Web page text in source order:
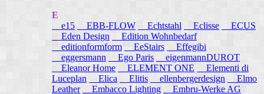
E
e15 EBB-FLOW Echtstahl Eclisse
ECUS
Eden Design
Edition Wohnbedarf
editionformform
EeStairs
Effegibi
eggersmann
Ego Paris
eigenmannDUROT
Eleanor Home
ELEMENT ONE
Elementi di
Luceplan
Elica Elitis ellenbergerdesign
Elmo
Leather
Embacco Lighting
Embru-Werke AG